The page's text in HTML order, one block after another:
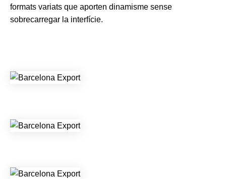
formats variats que aporten dinamisme sense
sobrecarregar la interfície.